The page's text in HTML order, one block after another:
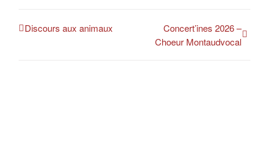
Discours aux animaux
Concert’ines 2026 –
Choeur Montaudvocal